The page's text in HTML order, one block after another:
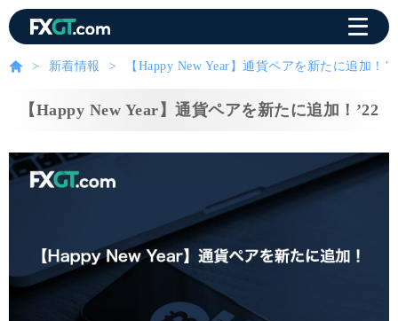
新着情報 【Happy New Year】通貨ペアを新たに追加！
【Happy New Year】通貨ペアを新たに追加！’22